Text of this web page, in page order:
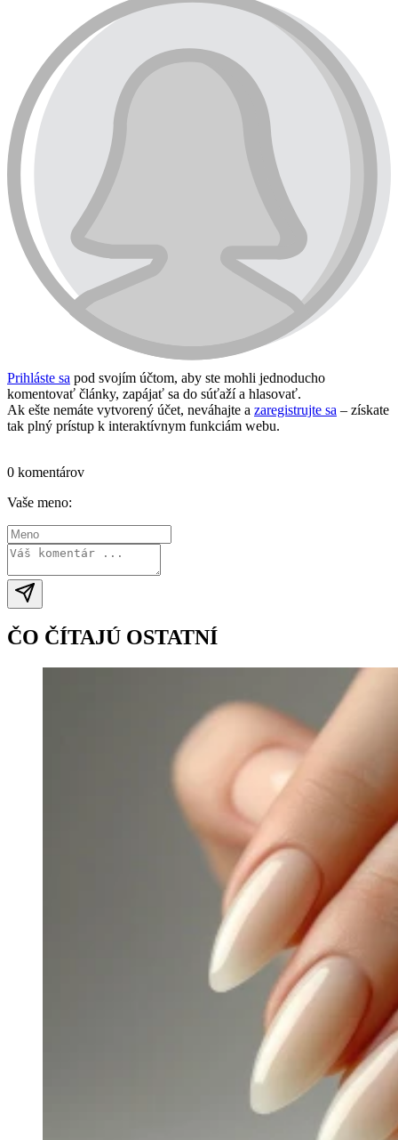
Prihláste sa pod svojím účtom, aby ste mohli jednoducho
komentovať články, zapájať sa do súťaží a hlasovať.
Ak ešte nemáte vytvorený účet, neváhajte a zaregistrujte sa – získate
tak plný prístup k interaktívnym funkciám webu.
0 komentárov
Vaše meno:
ČO ČÍTAJÚ OSTATNÍ